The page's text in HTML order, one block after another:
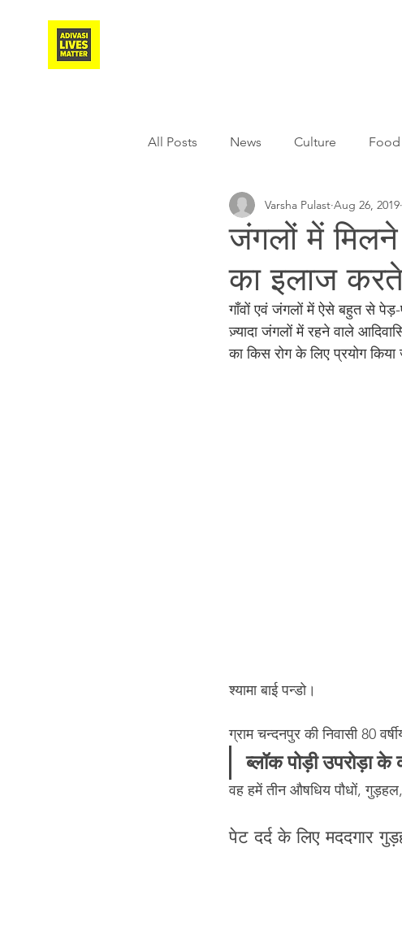
All Posts News Culture Food
Agriculture Covid-19
Weather Freedom Fighters
Literature Media Education
जंगलों में मिलने
का इलाज
Varsha Pulast Aug 26, 2019
गॉंवों एवं जंगलों में ऐसे बहुत से
ज़्यादा जंगलों में रहने वाले
का किस रोग के लिए प्रयोग
श्यामा बाई पन्डो।
ग्राम चन्दनपुर की निवासी 80
ब्लॉक पोड़ी उपरोड़ा
वह हमें तीन औषधिय पौधों,
पेट दर्द के लिए मददगार